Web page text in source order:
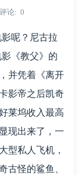
评论 0
呢？尼古拉
《教父》的
并凭着《离开
影帝之后凯奇
莱坞收入最高
现出来了，一
型私人飞机，
古怪的鲨鱼、